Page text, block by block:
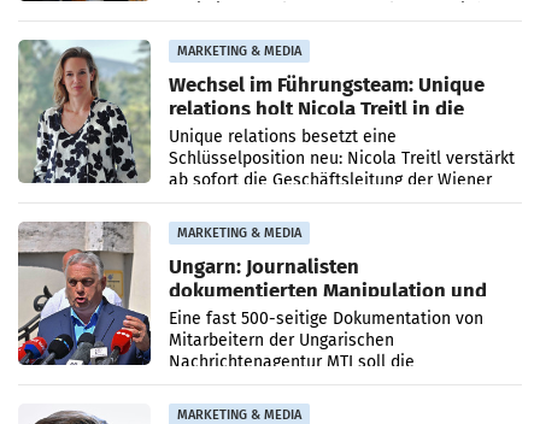
MARKETING & MEDIA
Wechsel im Führungsteam: Unique
relations holt Nicola Treitl in die
Geschäftsleitung
Unique relations besetzt eine
Schlüsselposition neu: Nicola Treitl verstärkt
ab sofort die Geschäftsleitung der Wiener
PR-Agentur an der Seite von Josef Kalina und
Anna Kalina-Mahr.
MARKETING & MEDIA
Ungarn: Journalisten
dokumentierten Manipulation und
Zensur
Eine fast 500-seitige Dokumentation von
Mitarbeitern der Ungarischen
Nachrichtenagentur MTI soll die
systematische Nachrichten-Manipulation und
Zensur bei der Agentur während der Zeit
MARKETING & MEDIA